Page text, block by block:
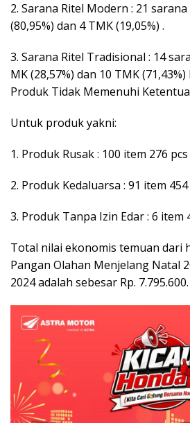
2. Sarana Ritel Modern : 21
(80,95%) dan 4 TMK (19,05%) .
3. Sarana Ritel Tradisional : 14
MK (28,57%) dan 10 TMK
Produk Tidak Memenuhi
Untuk produk yakni:
1. Produk Rusak : 100 item 276 pcs
2. Produk Kedaluarsa : 91 item 454
3. Produk Tanpa Izin Edar : 6 item
Total nilai ekonomis temuan dari
Pangan Olahan Menjelang Natal
2024 adalah sebesar Rp. 7.795.600.